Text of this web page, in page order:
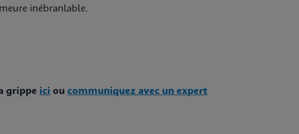
inébranlable.
grippe ici ou communiquez avec un expert